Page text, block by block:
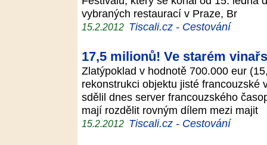
vybraných restaurací v Praze, Br
15.2.2012 Tiscali.cz - Cestování
17,5 milionů! Ve starém
Zlatýpoklad v hodnotě 700.000 eur
rekonstrukci objektu jisté francouzské
sdělil dnes server francouzského
mají rozdělit rovným dílem mezi majit
15.2.2012 Tiscali.cz - Cestování